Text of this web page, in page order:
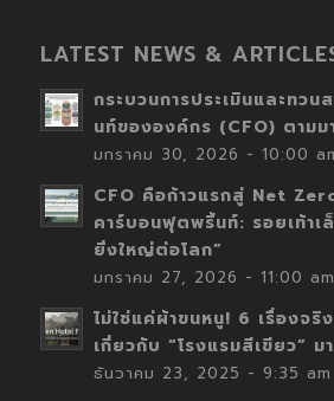
LATEST NEWS &
กระบวนการประเมินและทว
นท์ขององค์กร (CFO) ตามม
มกราคม 30, 2026 - 10:00
CFO คือก้าวแรกสู่ Net
คาร์บอนฟุตพริ้นท์: รอยเท้า
ยิ่งใหญ่ต่อโลก”
มกราคม 27, 2026 - 11:00 am
ไม่ใช่แค่ผ้าขนหนู! 6 เรื่องจริ
เกี่ยวกับ “โรงแรมสีเขียว” ม
ธันวาคม 23, 2025 - 9:35 am